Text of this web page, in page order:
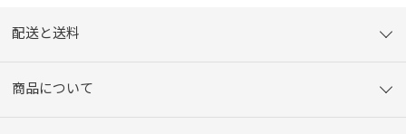
配送と送料
商品について